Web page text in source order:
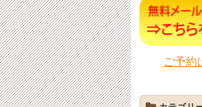
ご予約